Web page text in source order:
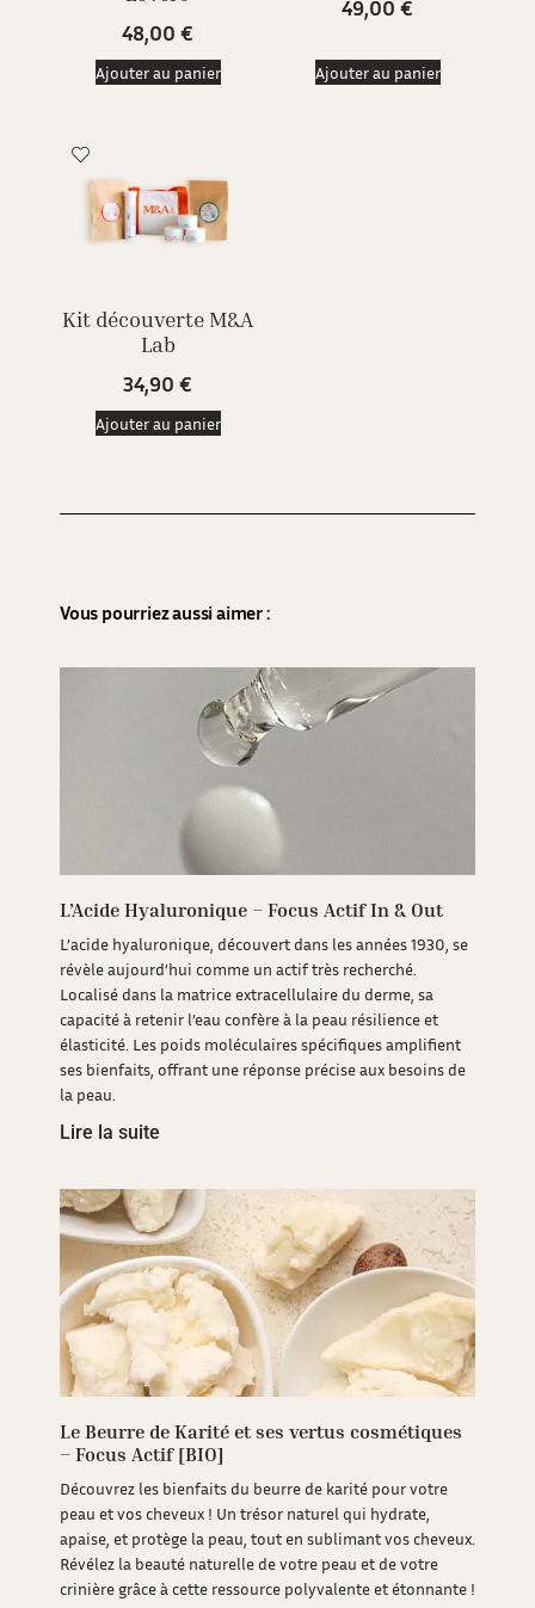
48,00 €
Ajouter au panier
49,00 €
Ajouter au panier
Kit découverte M&A
Lab
34,90 €
Ajouter au panier
Vous pourriez aussi aimer :
L’Acide Hyaluronique – Focus Actif In & Out
L’acide hyaluronique, découvert dans les années 1930, se
révèle aujourd’hui comme un actif très recherché.
Localisé dans la matrice extracellulaire du derme, sa
capacité à retenir l’eau confère à la peau résilience et
élasticité. Les poids moléculaires spécifiques amplifient
ses bienfaits, offrant une réponse précise aux besoins de
la peau.
Lire la suite
Le Beurre de Karité et ses vertus cosmétiques
– Focus Actif [BIO]
Découvrez les bienfaits du beurre de karité pour votre
peau et vos cheveux ! Un trésor naturel qui hydrate,
apaise, et protège la peau, tout en sublimant vos cheveux.
Révélez la beauté naturelle de votre peau et de votre
crinière grâce à cette ressource polyvalente et étonnante !